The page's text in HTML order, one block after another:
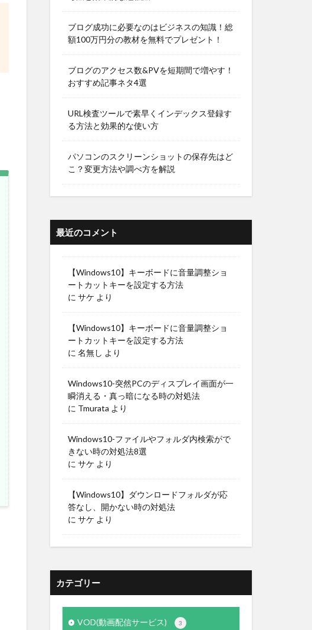
ブログ成功に必要なのはビジネスの知識！総
額100万円分の教材を無料でプレゼント！
ブログのアクセス数&PVを短期間で増やす！
おすすめ記事ネタ4選
URL検査ツールで素早くインデックス登録す
る方法と効果的な使い方
パソコンのスクリーンショットの保存先はど
こ？変更方法や調べ方を解説
最近のコメント
【Windows10】キーボードに音量調整ショ
ートカットキーを設定する方法
に サケ より
【Windows10】キーボードに音量調整ショ
ートカットキーを設定する方法
に 名無し より
Windows10-突然PCのディスプレイ画面が一
瞬消える・真っ暗になる時の対処法
に Tmurata より
Windows10-ファイルやフォルダ内検索がで
きない時の対処法8選
に サケ より
【Windows10】ダウンロードフォルダが応
答なし、開かない時の対処法
に サケ より
カテゴリー
VOD(動画配信サービス) 3